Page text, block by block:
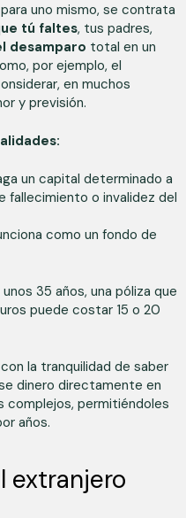
uno mismo, se contrata
tú faltes, tus padres,
desamparo total en un
por ejemplo, el
en muchos
y previsión.
un capital determinado a
fallecimiento o invalidez del
como un fondo de
35 años, una póliza que
puede costar 15 o 20
la tranquilidad de saber
dinero directamente en
complejos, permitiéndoles
años.
extranjero